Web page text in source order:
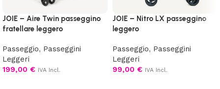
JOIE – Aire Twin passeggino
fratellare leggero
Passeggio, Passeggini
Leggeri
199,00 € IVA Incl.
JOIE – Nitro LX passeggino
leggero
Passeggio, Passeggini
Leggeri
99,00 € IVA Incl.